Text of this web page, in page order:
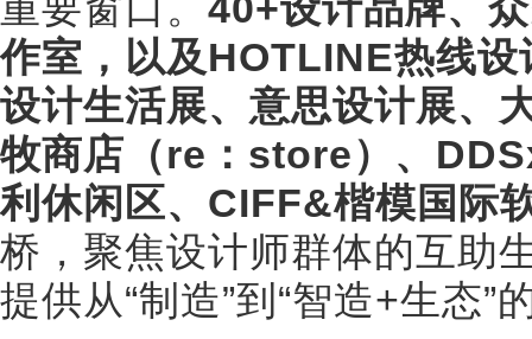
重要窗口。 40+设计品牌、
作室，以及HOTLINE热线设
设计生活展、意思设计展、
牧商店（re：store）、
利休闲区、CIFF&楷模国际
桥，聚焦设计师群体的互助
提供从“制造”到“智造+生态”